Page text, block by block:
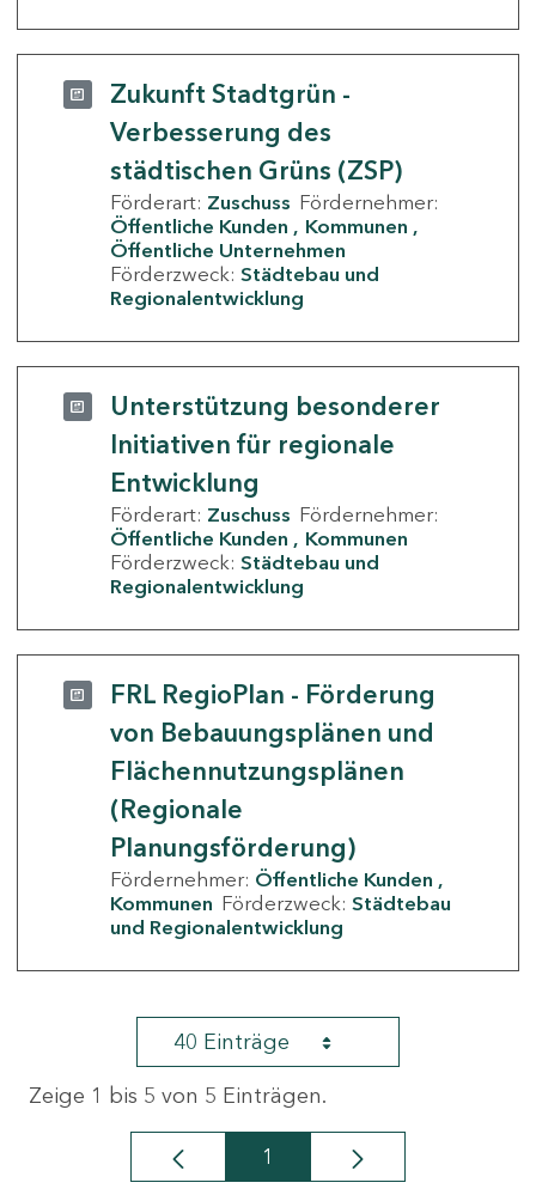
Zukunft Stadtgrün -
Verbesserung des
städtischen Grüns (ZSP)
Förderart: Zuschuss Fördernehmer:
Öffentliche Kunden
Kommunen
Öffentliche Unternehmen
Förderzweck: Städtebau und
Regionalentwicklung
Unterstützung besonderer
Initiativen für regionale
Entwicklung
Förderart: Zuschuss Fördernehmer:
Öffentliche Kunden
Kommunen
Förderzweck: Städtebau und
Regionalentwicklung
FRL RegioPlan - Förderung
von Bebauungsplänen und
Flächennutzungsplänen
(Regionale
Planungsförderung)
Fördernehmer: Öffentliche Kunden
Kommunen Förderzweck: Städtebau
und Regionalentwicklung
40 Einträge
Zeige 1 bis 5 von 5 Einträgen.
Seite
1